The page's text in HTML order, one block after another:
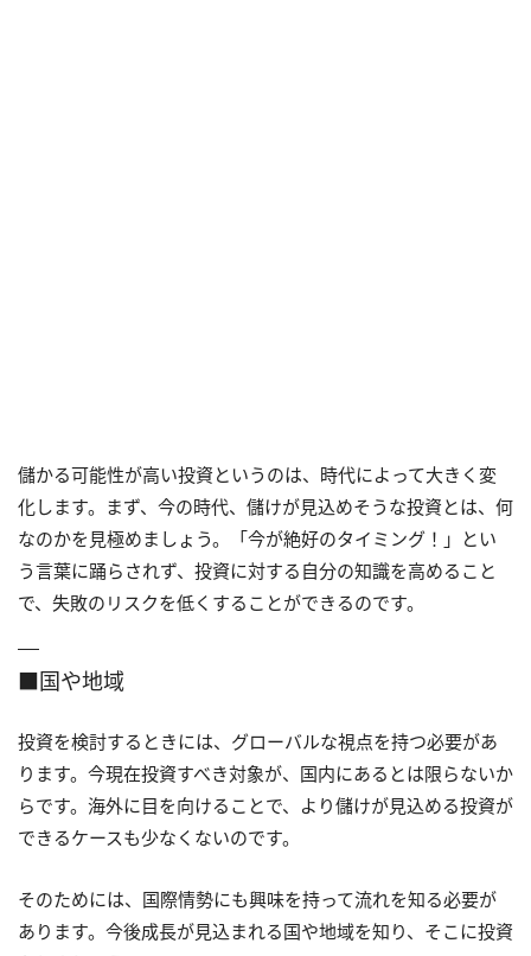
儲かる可能性が高い投資というのは、時代によって大きく変
化します。まず、今の時代、儲けが見込めそうな投資とは、何
なのかを見極めましょう。「今が絶好のタイミング！」とい
う言葉に踊らされず、投資に対する自分の知識を高めること
で、失敗のリスクを低くすることができるのです。
■国や地域
投資を検討するときには、グローバルな視点を持つ必要があ
ります。今現在投資すべき対象が、国内にあるとは限らないか
らです。海外に目を向けることで、より儲けが見込める投資が
できるケースも少なくないのです。
そのためには、国際情勢にも興味を持って流れを知る必要が
あります。今後成長が見込まれる国や地域を知り、そこに投資